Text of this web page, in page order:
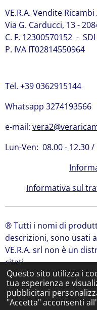
Questo sito utilizza i
tua esperienza e
pubblicitari
"Accetta" acconsenti
VE.R.A. Vendite
Via G. Carducci, 13 -
C. F. 12300570152 - SDI
P. IVA IT02814550964
Tel. +39 0362915144
Whatsapp 3274193566
e-mail:
Lun-Ven: 08.00 - 12.30 /
Informativa sul
® Tutti i nomi di
descrizioni, sono usati
VE.R.A. srl non è un
citati.
© 2024 VE.R.A. Srl |
Fornito daWebador